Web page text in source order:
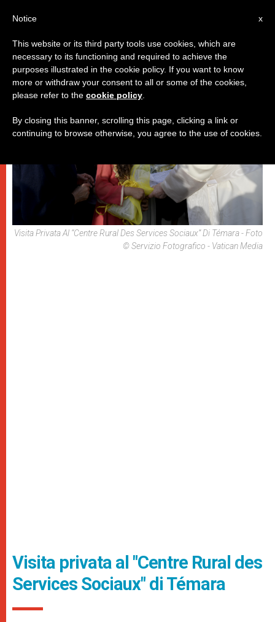
PAPI,VIAGGI
Visita Privata Al “Centre Rural Des Services Sociaux” Di Témara - Foto
© Servizio Fotografico - Vatican Media
Visita privata al "Centre Rural des
Services Sociaux" di Témara
x
Notice
This website or its third party tools use cookies, which are
necessary to its functioning and required to achieve the
purposes illustrated in the cookie policy. If you want to know
more or withdraw your consent to all or some of the cookies,
please refer to the cookie policy
By closing this banner, scrolling this page, clicking a link or
continuing to browse otherwise, you agree to the use of cookies.